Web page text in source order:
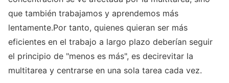
que también trabajamos y aprendemos más
lentamente.Por tanto, quienes quieran ser más
eficientes en el trabajo a largo plazo deberían seguir
el principio de "menos es más", es decirevitar la
multitarea y centrarse en una sola tarea cada vez.